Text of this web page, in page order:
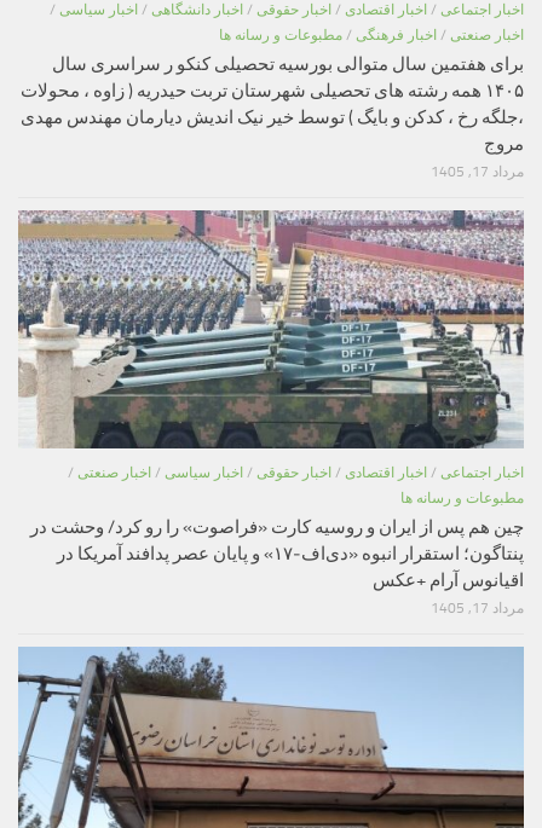
اخبار اجتماعی / اخبار اقتصادی / اخبار حقوقی / اخبار دانشگاهی / اخبار سیاسی /
اخبار صنعتی / اخبار فرهنگی / مطبوعات و رسانه ها
برای هفتمین سال متوالی بورسیه تحصیلی کنکو ر سراسری سال
۱۴۰۵ همه رشته های تحصیلی شهرستان تربت حیدریه ( زاوه ، محولات
،جلگه رخ ، کدکن و بایگ ) توسط خیر نیک اندیش دیارمان مهندس مهدی
مروج
مرداد 17, 1405
اخبار اجتماعی / اخبار اقتصادی / اخبار حقوقی / اخبار سیاسی / اخبار صنعتی /
مطبوعات و رسانه ها
چین هم پس از ایران و روسیه کارت «فراصوت» را رو کرد/ وحشت در
پنتاگون؛ استقرار انبوه «دی‌اف‑۱۷» و پایان عصر پدافند آمریکا در
اقیانوس آرام +عکس
مرداد 17, 1405